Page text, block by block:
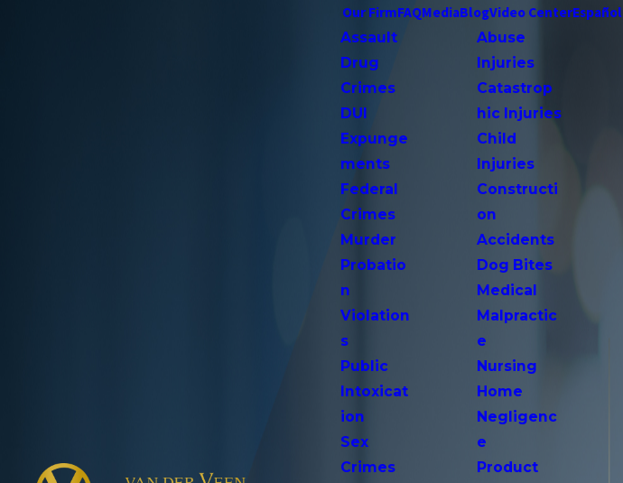
Our FirmFAQMediaBlogVideo CenterEspañol
Assault
Drug
Crimes
DUI
Expunge
ments
Federal
Crimes
Murder
Probatio
n
Violation
s
Public
Intoxicat
ion
Sex
Crimes
Abuse
Injuries
Catastrop
hic Injuries
Child
Injuries
Constructi
on
Accidents
Dog Bites
Medical
Malpractic
e
Nursing
Home
Negligenc
e
Product